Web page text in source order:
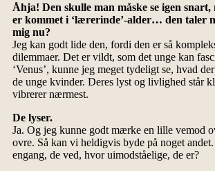
Åhja! Den skulle man måske se igen
er kommet i ‘lærerinde’-alder… den taler
mig nu?
Jeg kan godt lide den, fordi den er så
dilemmaer. Det er vildt, som det unge kan
‘Venus’, kunne jeg meget tydeligt se, hvad
de unge kvinder. Deres lyst og livlighed står
vibrerer nærmest.
De lyser.
Ja. Og jeg kunne godt mærke en lille vemod
ovre. Så kan vi heldigvis byde på noget
engang, de ved, hvor uimodståelige, de er?